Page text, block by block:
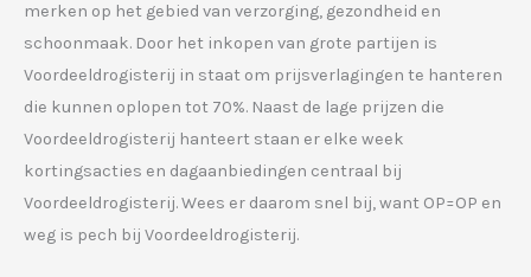
merken op het gebied van verzorging, gezondheid en
schoonmaak. Door het inkopen van grote partijen is
Voordeeldrogisterij in staat om prijsverlagingen te hanteren
die kunnen oplopen tot 70%. Naast de lage prijzen die
Voordeeldrogisterij hanteert staan er elke week
kortingsacties en dagaanbiedingen centraal bij
Voordeeldrogisterij. Wees er daarom snel bij, want OP=OP en
weg is pech bij Voordeeldrogisterij.